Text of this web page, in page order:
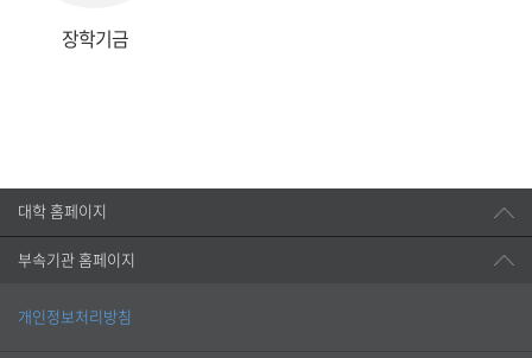
장학기금
대학 홈페이지
부속기관 홈페이지
개인정보처리방침